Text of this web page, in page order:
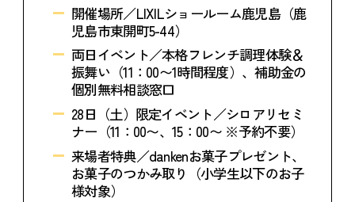
開催場所／LIXILショールーム鹿児島（鹿
児島市東開町5-44）
両日イベント／本格フレンチ調理体験＆
振舞い（11：00〜1時間程度）、補助金の
個別無料相談窓口
28日（土）限定イベント／シロアリセミ
ナー（11：00〜、15：00〜 ※予約不要）
来場者特典／dankenお菓子プレゼント、
お菓子のつかみ取り（小学生以下のお子
様対象）